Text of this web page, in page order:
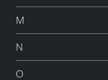
YAVRUM
30 OCAK 2011
İSTEMEM
30 OCAK 2011
İSYANIM VAR
24 OCAK 2011
M
N
O